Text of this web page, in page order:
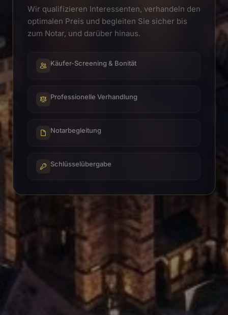
Wir qualifizieren Interessenten, verhandeln den
optimalen Preis und begleiten Sie sicher bis
zum Notar, und darüber hinaus.
Käufer-Screening & Bonität
Professionelle Verhandlung
Notarbegleitung
Schlüsselübergabe